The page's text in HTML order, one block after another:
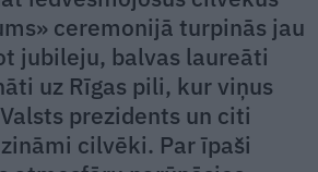
ceremonijā turpinās jau
jubileju, balvas laureāti
uz Rīgas pili, kur viņus
prezidents un citi
cilvēki. Par īpaši